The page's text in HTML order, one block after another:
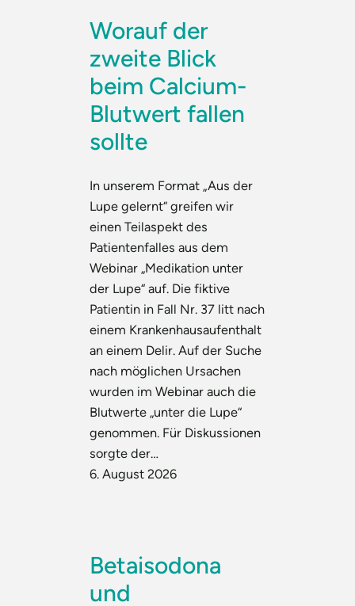
Worauf der
zweite Blick
beim Calcium-
Blutwert fallen
sollte
In unserem Format „Aus der
Lupe gelernt“ greifen wir
einen Teilaspekt des
Patientenfalles aus dem
Webinar „Medikation unter
der Lupe“ auf. Die fiktive
Patientin in Fall Nr. 37 litt nach
einem Krankenhausaufenthalt
an einem Delir. Auf der Suche
nach möglichen Ursachen
wurden im Webinar auch die
Blutwerte „unter die Lupe“
genommen. Für Diskussionen
sorgte der…
6. August 2026
Betaisodona
und